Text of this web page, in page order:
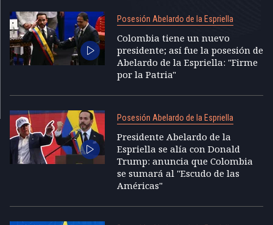
Posesión Abelardo de la Espriella
Colombia tiene un nuevo
presidente; así fue la posesión de
Abelardo de la Espriella: "Firme
por la Patria"
Posesión Abelardo de la Espriella
Presidente Abelardo de la
Espriella se alía con Donald
Trump: anuncia que Colombia
se sumará al "Escudo de las
Américas"